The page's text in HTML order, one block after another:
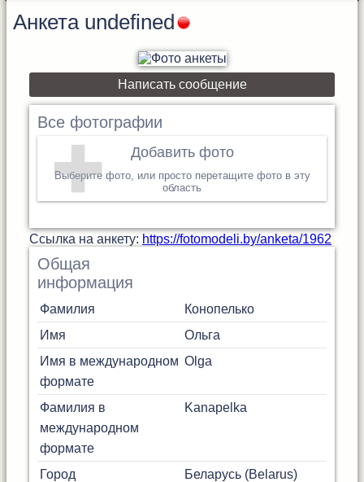
Анкета undefined
Написать сообщение
Все фотографии
Добавить фото
Выберите фото, или просто перетащите фото в эту
область
Cсылка на анкету: https://fotomodeli.by/anketa/1962
Общая
информация
Фамилия
Конопелько
Имя
Ольга
Имя в международном
формате
Olga
Фамилия в
международном
формате
Kanapelka
Город
Беларусь (Belarus)